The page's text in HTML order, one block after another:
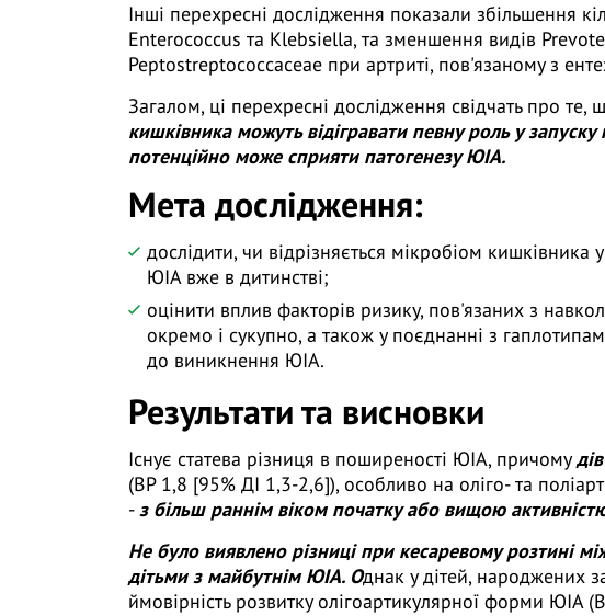
Інші перехресні дослідження показали збільшення
Enterococcus та Klebsiella, та зменшення видів
Peptostreptococcaceae при артриті, пов'язаному з
Загалом, ці перехресні дослідження свідчать про те,
кишківника можуть відігравати певну роль у
потенційно може сприяти патогенезу ЮІА.
Мета дослідження:
дослідити, чи відрізняється мікробіом
ЮІА вже в дитинстві;
оцінити вплив факторів ризику, пов'язаних з
окремо і сукупно, а також у поєднанні з
до виникнення ЮІА.
Результати та висновки
Існує статева різниця в поширеності ЮІА, причому
(ВР 1,8 [95% ДІ 1,3-2,6]), особливо на оліго- та
-з більш раннім віком початку або вищою
Не було виявлено різниці при кесаревому розтині
дітьми з майбутнім ЮІА. Однак у дітей, народжених
ймовірність розвитку олігоартикулярної форми ЮІА